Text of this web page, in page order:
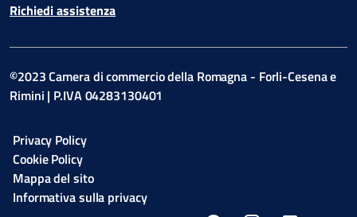
Richiedi assistenza
©2023 Camera di commercio della Romagna - Forli-Cesena e
Rimini | P.IVA 04283130401
Privacy Policy
Cookie Policy
Mappa del sito
Informativa sulla privacy